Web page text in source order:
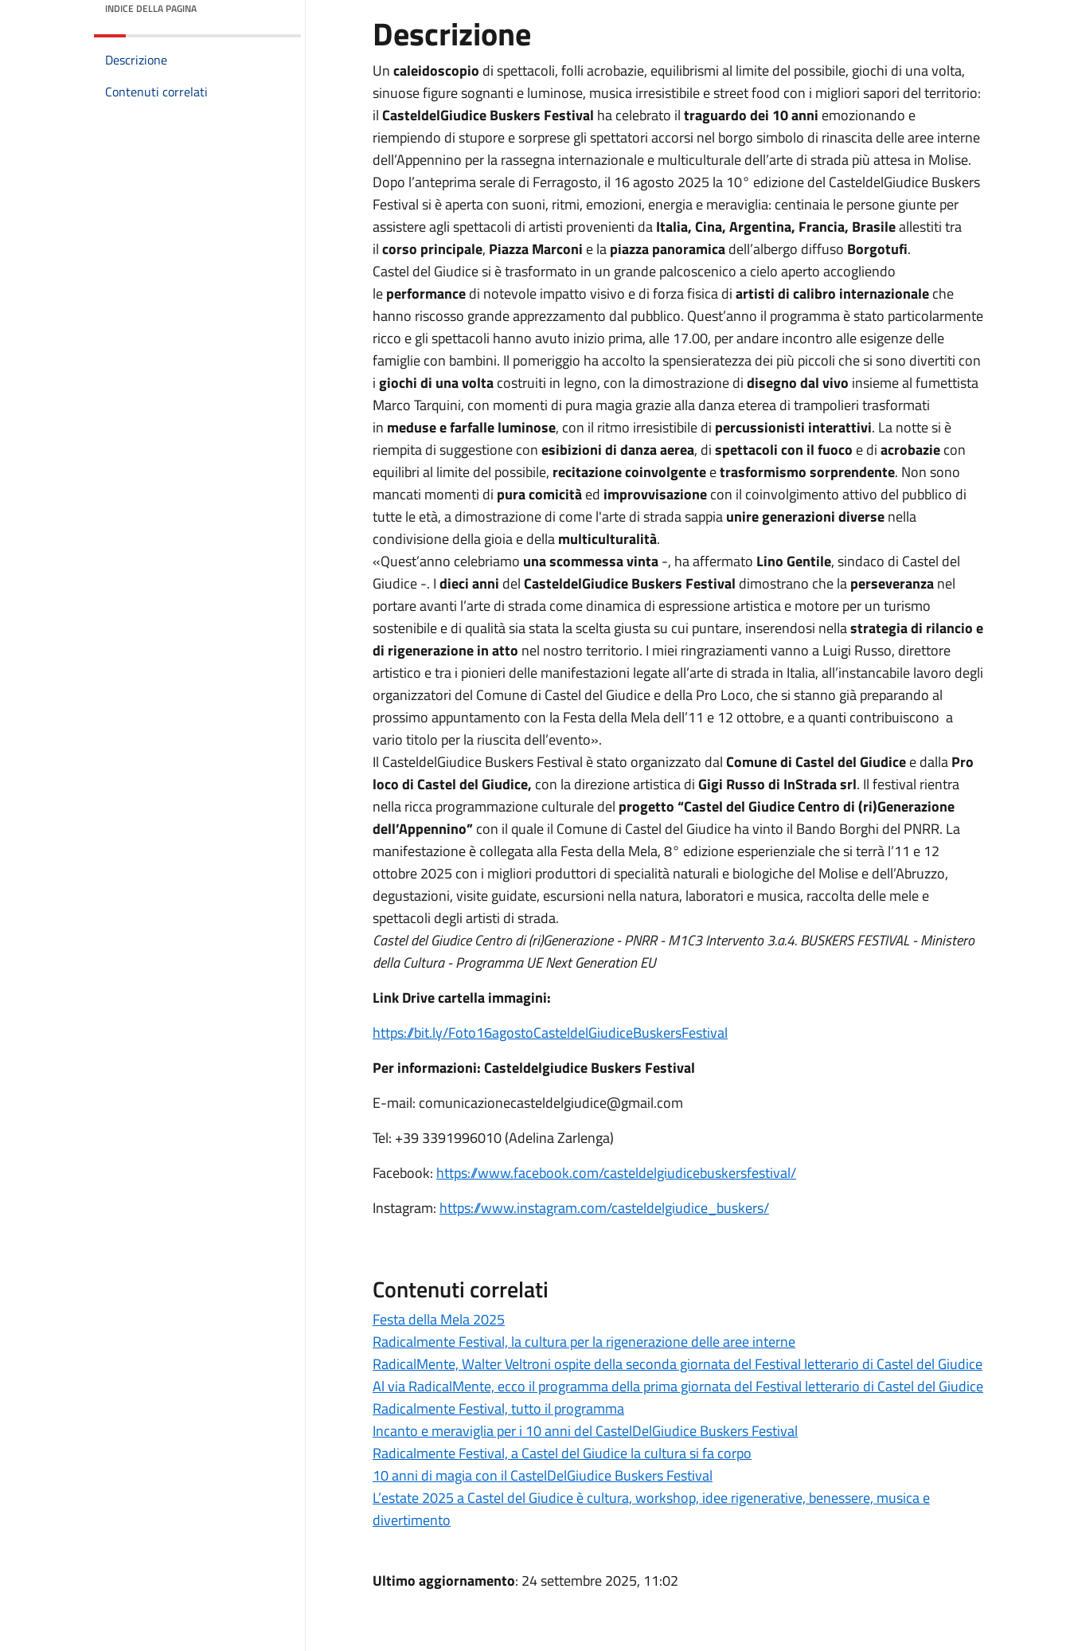
INDICE DELLA PAGINA
Descrizione
Contenuti correlati
Descrizione
Uncaleidoscopio di spettacoli, folli acrobazie, equilibrismi al limite del possibile, giochi di una volta,
sinuose figure sognanti e luminose, musica irresistibile e street food con i migliori sapori del territorio:
ilCasteldelGiudice Buskers Festival ha celebrato iltraguardo dei 10 anni emozionando e
riempiendo di stupore e sorprese gli spettatori accorsi nel borgo simbolo di rinascita delle aree interne
dell’Appennino per la rassegna internazionale e multiculturale dell’arte di strada più attesa in Molise.
Dopo l’anteprima serale di Ferragosto, il 16 agosto 2025 la 10° edizione del CasteldelGiudice Buskers
Festival si è aperta con suoni, ritmi, emozioni, energia e meraviglia: centinaia le persone giunte per
assistere agli spettacoli di artisti provenienti daItalia, Cina, Argentina, Francia, Brasileallestiti tra
ilcorso principale, Piazza Marconi e lapiazza panoramicadell’albergo diffuso Borgotufi.
Castel del Giudice si è trasformato in un grande palcoscenico a cielo aperto accogliendo
leperformancedi notevole impatto visivo e di forza fisica diartisti di calibro internazionaleche
hanno riscosso grande apprezzamento dal pubblico. Quest’anno il programma è stato particolarmente
ricco e gli spettacoli hanno avuto inizio prima, alle 17.00, per andare incontro alle esigenze delle
famiglie con bambini. Il pomeriggio ha accolto la spensieratezza dei più piccoli che si sono divertiti con
igiochi di una voltacostruiti in legno, con la dimostrazione didisegno dal vivo insieme al fumettista
Marco Tarquini, con momenti di pura magia grazie alla danza eterea di trampolieri trasformati
in meduse e farfalle luminose, con il ritmo irresistibile di percussionisti interattivi. La notte si è
riempita di suggestione conesibizioni di danza aerea, dispettacoli con il fuoco e diacrobaziecon
equilibri al limite del possibile, recitazione coinvolgenteetrasformismo sorprendente. Non sono
mancati momenti di pura comicitàed improvvisazionecon il coinvolgimento attivo del pubblico di
tutte le età, a dimostrazione di come l'arte di strada sappiaunire generazioni diversenella
condivisione della gioia e dellamulticulturalità.
«Quest’anno celebriamo una scommessa vinta-, ha affermato Lino Gentile, sindaco di Castel del
Giudice -. Idieci anni delCasteldelGiudice Buskers Festival dimostrano che laperseveranzanel
portare avanti l’arte di strada come dinamica di espressione artistica e motore per un turismo
sostenibile e di qualità sia stata la scelta giusta su cui puntare, inserendosi nellastrategia di rilancio e
di rigenerazione in atto nel nostro territorio. I miei ringraziamenti vanno a Luigi Russo, direttore
artistico e tra i pionieri delle manifestazioni legate all’arte di strada in Italia, all’instancabile lavoro degli
organizzatori del Comune di Castel del Giudice e della Pro Loco, che si stanno già preparando al
prossimo appuntamento con la Festa della Mela dell’11 e 12 ottobre, e a quanti contribuiscono a
vario titolo per la riuscita dell’evento».
Il CasteldelGiudice Buskers Festival è stato organizzato dalComune di Castel del Giudicee dallaPro
loco di Castel del Giudice, con la direzione artistica diGigi Russo di InStrada srl. Il festival rientra
nella ricca programmazione culturale del progetto “Castel del Giudice Centro di (ri)Generazione
dell’Appennino”con il quale il Comune di Castel del Giudice ha vinto il Bando Borghi del PNRR. La
manifestazione è collegata alla Festa della Mela, 8° edizione esperienziale che si terrà l’11 e 12
ottobre 2025 con i migliori produttori di specialità naturali e biologiche del Molise e dell’Abruzzo,
degustazioni, visite guidate, escursioni nella natura, laboratori e musica, raccolta delle mele e
spettacoli degli artisti di strada.
Castel del Giudice Centro di (ri)Generazione - PNRR - M1C3 Intervento 3.a.4. BUSKERS FESTIVAL - Ministero
della Cultura - Programma UE Next Generation EU
Link Drive cartella immagini:
https://bit.ly/Foto16agostoCasteldelGiudiceBuskersFestival
Per informazioni: Casteldelgiudice Buskers Festival
E-mail: comunicazionecasteldelgiudice@gmail.com
Tel: +39 3391996010 (Adelina Zarlenga)
Facebook: https://www.facebook.com/casteldelgiudicebuskersfestival/
Instagram: https://www.instagram.com/casteldelgiudice_buskers/
Contenuti correlati
Festa della Mela 2025
Radicalmente Festival, la cultura per la rigenerazione delle aree interne
RadicalMente, Walter Veltroni ospite della seconda giornata del Festival letterario di Castel del Giudice
Al via RadicalMente, ecco il programma della prima giornata del Festival letterario di Castel del Giudice
Radicalmente Festival, tutto il programma
Incanto e meraviglia per i 10 anni del CastelDelGiudice Buskers Festival
Radicalmente Festival, a Castel del Giudice la cultura si fa corpo
10 anni di magia con il CastelDelGiudice Buskers Festival
L’estate 2025 a Castel del Giudice è cultura, workshop, idee rigenerative, benessere, musica e
divertimento
Ultimo aggiornamento: 24 settembre 2025, 11:02